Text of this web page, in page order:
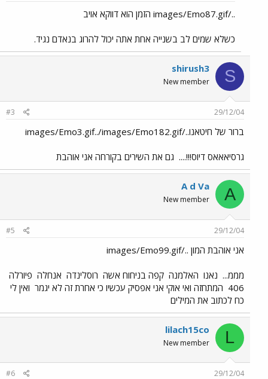
../images/Emo87.gif הזמן הוא דווקא אויב
כשלא שמים לב בשנייה אחת אתה יכול להרוג בנאדם נגיד.
S
shirush3
New member
29/12/04
#3
ברור של חיטאנו../images/Emo3.gif../images/Emo182.gif
גרסיאאאס דיוס!!!.... גם את השירים בקורחה אני אוהבת
A
A d Va
New member
29/12/04
#5
אני אוהבת המון ../images/Emo99.gif
מממ... נאנו האלמנה קפה בניחוח אשה רוסלינדה אנחלה פיורלה
406 המתחזה ואי אוקי אני אפסיק עכשיו כי אחרת זה לא יגמר ואין לי
כח לכתוב את המילים
L
lilach15co
New member
29/12/04
#6